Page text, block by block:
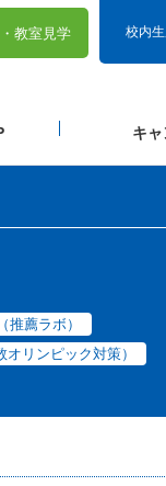
校内
教室見学
キ
薦ラボ）
オリンピック対策）